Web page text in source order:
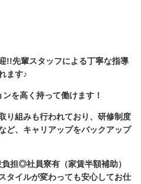
先輩スタッフによる丁寧な指導
ます♪
を高く持って働けます！
り組みも行われており、研修制度
ど、キャリアップをバックアップ
担◎社員寮有（家賃半額補助）
イルが変わっても安心してお仕